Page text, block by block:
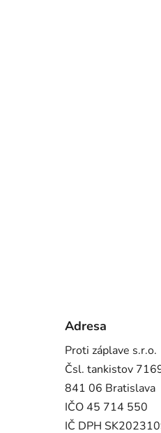
Adresa
Proti záplave s.r.o.
Čsl. tankistov
841 06 Bratislava
IČO 45 714 550
IČ DPH